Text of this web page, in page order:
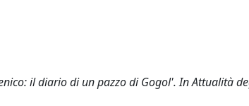
il diario di un pazzo di Gogol'. In Attualità